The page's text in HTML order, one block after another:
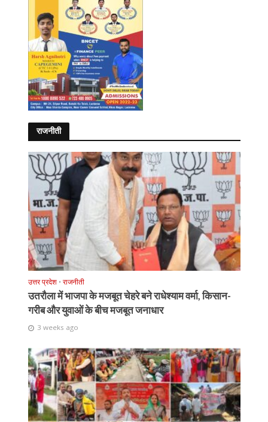
राजनीती
उत्तर प्रदेश • राजनीती
उतरौला में भाजपा के मजबूत चेहरे बने राधेश्याम वर्मा, किसान-
गरीब और युवाओं के बीच मजबूत जनाधार
3 weeks ago